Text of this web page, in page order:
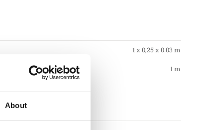
About
1 x 0,25 x 0.03 m
1 m